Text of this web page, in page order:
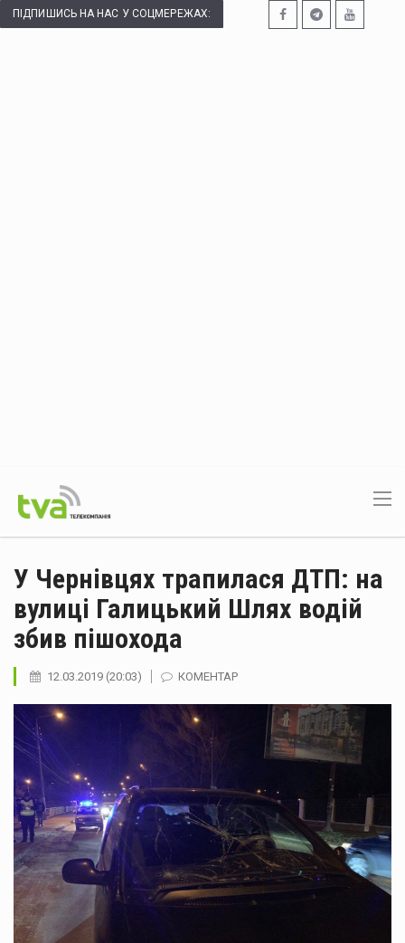
ПІДПИШИСЬ НА НАС У СОЦМЕРЕЖАХ:
У Чернівцях трапилася ДТП: на
вулиці Галицький Шлях водій
збив пішохода
12.03.2019 (20:03) КОМЕНТАР